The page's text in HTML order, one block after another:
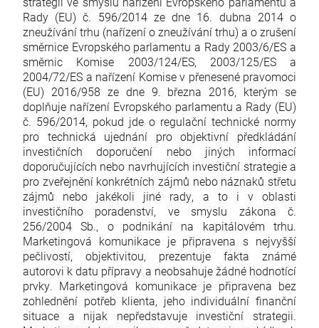
Rady (EU) č. 596/2014 ze dne 16. dubna 2014 o
zneužívání trhu (nařízení o zneužívání trhu) a o zrušení
směrnice Evropského parlamentu a Rady 2003/6/ES a
směrnic Komise 2003/124/ES, 2003/125/ES a
2004/72/ES a nařízení Komise v přenesené pravomoci
(EU) 2016/958 ze dne 9. března 2016, kterým se
doplňuje nařízení Evropského parlamentu a Rady (EU)
č. 596/2014, pokud jde o regulační technické normy
pro technická ujednání pro objektivní předkládání
investičních doporučení nebo jiných informací
doporučujících nebo navrhujících investiční strategie a
pro zveřejnění konkrétních zájmů nebo náznaků střetu
zájmů nebo jakékoli jiné rady, a to i v oblasti
investičního poradenství, ve smyslu zákona č.
256/2004 Sb., o podnikání na kapitálovém trhu.
Marketingová komunikace je připravena s nejvyšší
pečlivostí, objektivitou, prezentuje fakta známé
autorovi k datu přípravy a neobsahuje žádné hodnotící
prvky. Marketingová komunikace je připravena bez
zohlednění potřeb klienta, jeho individuální finanční
situace a nijak nepředstavuje investiční strategii.